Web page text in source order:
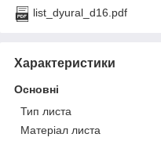
list_dyural_d16.pdf
Характеристики
Основні
Тип листа
Матеріал листа